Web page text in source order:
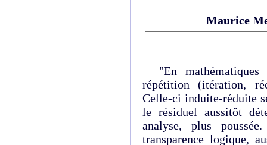
Maurice
"En mathématiques
répétition (itération,
Celle-ci induite-réduite
le résiduel aussitôt
analyse, plus
transparence logique,